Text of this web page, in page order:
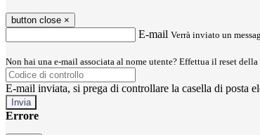
button close ×
E-mail Verrà inviato un
Non hai una e-mail associata al nome utente? Effettua il reset
E-mail inviata, si prega di controllare la casella di posta
Errore